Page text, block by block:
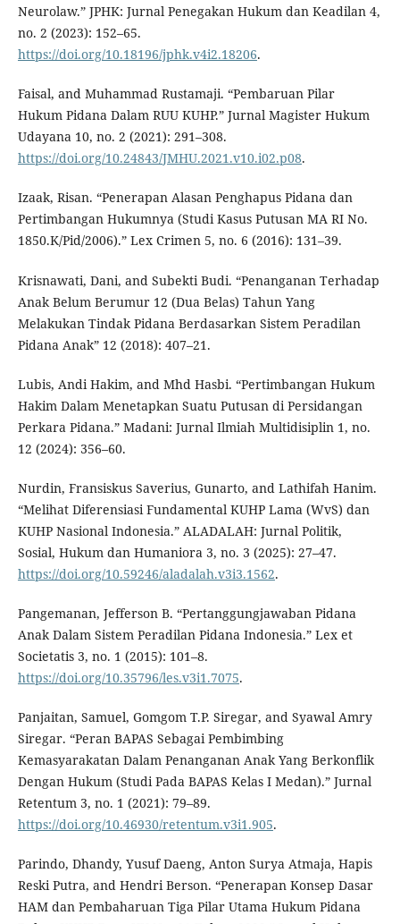
Neurolaw.” JPHK: Jurnal Penegakan Hukum dan Keadilan 4,
no. 2 (2023): 152–65.
https://doi.org/10.18196/jphk.v4i2.18206.
Faisal, and Muhammad Rustamaji. “Pembaruan Pilar
Hukum Pidana Dalam RUU KUHP.” Jurnal Magister Hukum
Udayana 10, no. 2 (2021): 291–308.
https://doi.org/10.24843/JMHU.2021.v10.i02.p08.
Izaak, Risan. “Penerapan Alasan Penghapus Pidana dan
Pertimbangan Hukumnya (Studi Kasus Putusan MA RI No.
1850.K/Pid/2006).” Lex Crimen 5, no. 6 (2016): 131–39.
Krisnawati, Dani, and Subekti Budi. “Penanganan Terhadap
Anak Belum Berumur 12 (Dua Belas) Tahun Yang
Melakukan Tindak Pidana Berdasarkan Sistem Peradilan
Pidana Anak” 12 (2018): 407–21.
Lubis, Andi Hakim, and Mhd Hasbi. “Pertimbangan Hukum
Hakim Dalam Menetapkan Suatu Putusan di Persidangan
Perkara Pidana.” Madani: Jurnal Ilmiah Multidisiplin 1, no.
12 (2024): 356–60.
Nurdin, Fransiskus Saverius, Gunarto, and Lathifah Hanim.
“Melihat Diferensiasi Fundamental KUHP Lama (WvS) dan
KUHP Nasional Indonesia.” ALADALAH: Jurnal Politik,
Sosial, Hukum dan Humaniora 3, no. 3 (2025): 27–47.
https://doi.org/10.59246/aladalah.v3i3.1562.
Pangemanan, Jefferson B. “Pertanggungjawaban Pidana
Anak Dalam Sistem Peradilan Pidana Indonesia.” Lex et
Societatis 3, no. 1 (2015): 101–8.
https://doi.org/10.35796/les.v3i1.7075.
Panjaitan, Samuel, Gomgom T.P. Siregar, and Syawal Amry
Siregar. “Peran BAPAS Sebagai Pembimbing
Kemasyarakatan Dalam Penanganan Anak Yang Berkonflik
Dengan Hukum (Studi Pada BAPAS Kelas I Medan).” Jurnal
Retentum 3, no. 1 (2021): 79–89.
https://doi.org/10.46930/retentum.v3i1.905.
Parindo, Dhandy, Yusuf Daeng, Anton Surya Atmaja, Hapis
Reski Putra, and Hendri Berson. “Penerapan Konsep Dasar
HAM dan Pembaharuan Tiga Pilar Utama Hukum Pidana